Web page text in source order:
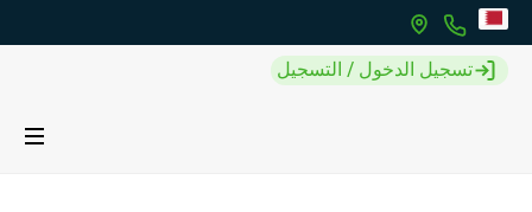
تسجيل الدخول / التسجيل